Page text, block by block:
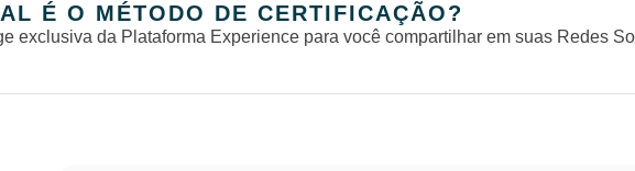
É O MÉTODO DE CERTIFICAÇÃO?
exclusiva da Plataforma Experience para você compartilhar em suas Redes